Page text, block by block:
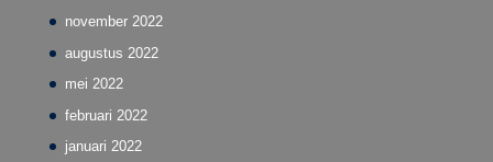
november 2022
augustus 2022
mei 2022
februari 2022
januari 2022